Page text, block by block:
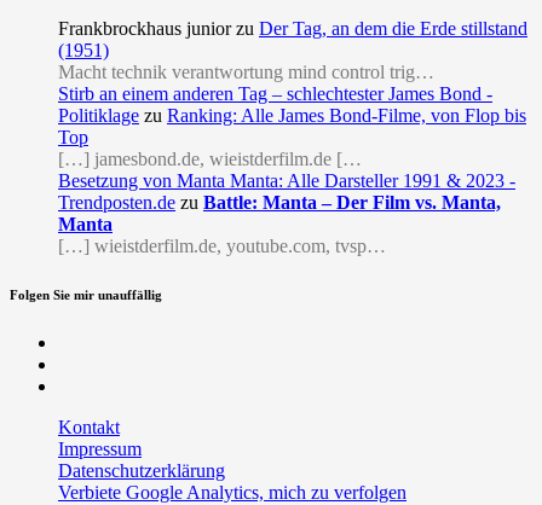
Frankbrockhaus junior zu Der Tag, an dem die Erde stillstand
(1951)
Macht technik verantwortung mind control trig…
Stirb an einem anderen Tag – schlechtester James Bond -
Politiklage zu Ranking: Alle James Bond-Filme, von Flop bis
Top
[…] jamesbond.de, wieistderfilm.de […
Besetzung von Manta Manta: Alle Darsteller 1991 & 2023 -
Trendposten.de zu Battle: Manta – Der Film vs. Manta,
Manta
[…] wieistderfilm.de, youtube.com, tvsp…
Folgen Sie mir unauffällig
Kontakt
Impressum
Datenschutzerklärung
Verbiete Google Analytics, mich zu verfolgen